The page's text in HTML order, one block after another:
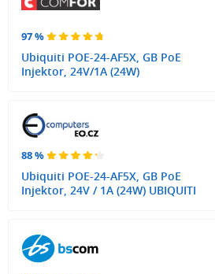
97 %
Ubiquiti POE-24-AF5X, GB PoE
Injektor, 24V/1A (24W)
88 %
Ubiquiti POE-24-AF5X, GB PoE
Injektor, 24V / 1A (24W) UBIQUITI